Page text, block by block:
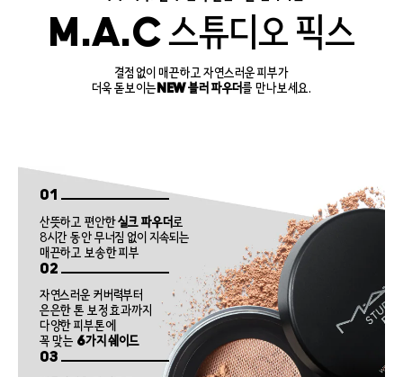
M.A.C 스튜디오 픽스
결점 없이 매끈하고 자연스러운 피부가
더욱 돋보이는 NEW 블러 파우더를 만나보세요.
01
산뜻하고 편안한실크 파우더로
8시간 동안 무너짐 없이 지속되는
매끈하고 보송한 피부
02
자연스러운 커버력부터
은은한 톤 보정 효과까지
다양한 피부톤에
꼭 맞는 6가지 쉐이드
03